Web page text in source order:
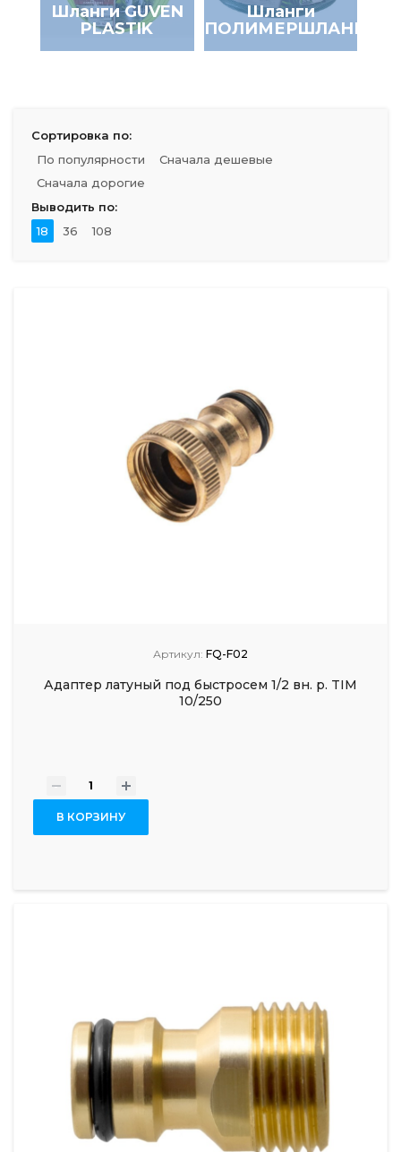
Шланги GUVEN
PLASTIK
Шланги
ПОЛИМЕРШЛАНГ
Сортировка по:
По популярности
Сначала дешевые
Сначала дорогие
Выводить по:
18
36 108
Артикул: FQ-F02
Адаптер латуный под быстросем 1/2 вн. р. TIM
10/250
- +
В КОРЗИНУ